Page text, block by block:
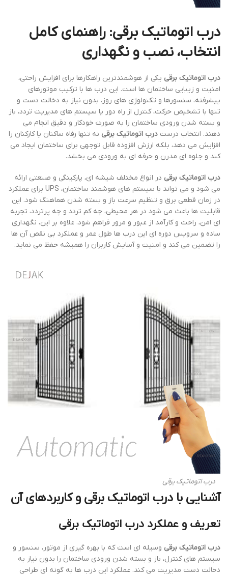
درب اتوماتیک برقی: راهنمای کامل
انتخاب، نصب و نگهداری
درب اتوماتیک برقی یکی از هوشمندترین راهکارها برای افزایش راحتی،
امنیت و زیبایی ساختمان ها است. این درب ها با ترکیب موتورهای
پیشرفته، سنسورها و تکنولوژی های روز، بدون نیاز به دخالت دست و
تنها با تشخیص حرکت، کنترل از راه دور یا سیستم های مدیریت تردد، باز
و بسته شدن ورودی ساختمان را به صورت خودکار و دقیق انجام می
دهند. انتخاب درست درب اتوماتیک برقی نه تنها رفاه ساکنان یا کارکنان را
افزایش می دهد، بلکه ارزش افزوده قابل توجهی برای ساختمان ایجاد می
کند و جلوه ای مدرن و حرفه ای به ورودی می بخشد.
درب اتوماتیک برقی در انواع مختلف شیشه ای، پارکینگی و صنعتی ارائه
می شود و می تواند با سیستم های هوشمند ساختمان، UPS برای عملکرد
در زمان قطعی برق و تنظیم سرعت باز و بسته شدن هماهنگ شود. این
قابلیت ها باعث می شود در هر محیطی، چه کم تردد و چه پرتردد، تجربه
ای امن، راحت و کارآمد از عبور و مرور فراهم شود. علاوه بر این، نگهداری
ساده و سرویس دوره ای این درب ها طول عمر و عملکرد بی نقص آن ها
را تضمین می کند و امنیت و آسایش کاربران را همیشه حفظ می نماید.
درب اتوماتیک برقی
آشنایی با درب اتوماتیک برقی و کاربردهای آن
تعریف و عملکرد درب اتوماتیک برقی
درب اتوماتیک برقی وسیله ای است که با بهره گیری از موتور، سنسور و
سیستم های کنترل، باز و بسته شدن ورودی ساختمان را بدون نیاز به
دخالت دست مدیریت می کند. عملکرد این درب ها به گونه ای طراحی